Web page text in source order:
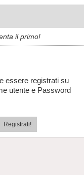
il primo!
essere registrati su
utente e Password
Registrati!